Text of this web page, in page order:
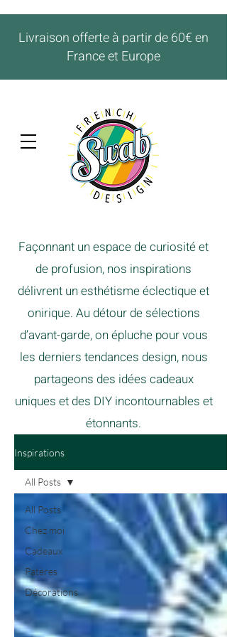
Livraison offerte à partir de 60€ en
France et Europe
Façonnant un espace de curiosité et
de profusion, nos inspirations
délivrent un esthétisme éclectique et
onirique. Au détour de sélections
d’avant-garde, on épluche pour vous
les derniers tendances design, nous
partageons des idées cadeaux
uniques et des DIY incontournables et
étonnants.
Inspirations
All Posts
Chez moi
Cadeaux
Patères
Décorations
All Posts